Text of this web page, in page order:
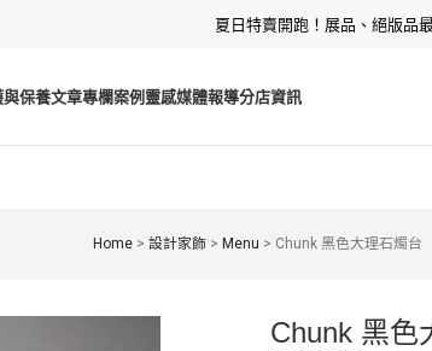
夏日特賣開跑！展品、絕版品最低
與保養文章專欄案例靈感媒體報導分店資訊
Home >設計家飾 > Menu > Chunk 黑色大理石燭台
Chunk 黑色